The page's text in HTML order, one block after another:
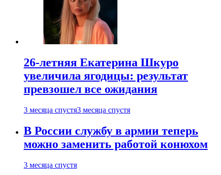
26-летняя Екатерина Шкуро
увеличила ягодицы: результат
превзошел все ожидания
3 месяца спустя3 месяца спустя
В России службу в армии теперь
можно заменить работой конюхом
3 месяца спустя